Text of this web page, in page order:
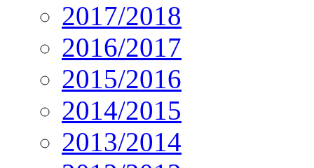
2017/2018
2016/2017
2015/2016
2014/2015
2013/2014